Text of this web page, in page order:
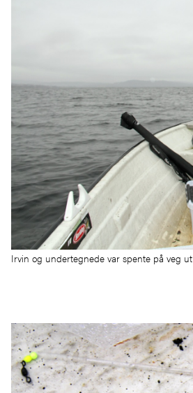
Irvin og undertegnede var spente på veg ut